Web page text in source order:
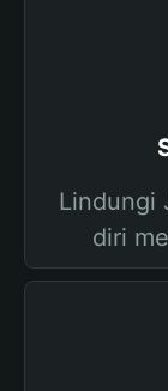
Lindungi
diri